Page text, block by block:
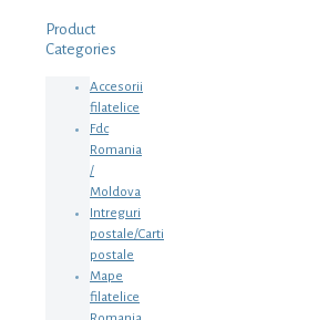
Product
Categories
Accesorii
filatelice
Fdc
Romania
/
Moldova
Intreguri
postale/Carti
postale
Mape
filatelice